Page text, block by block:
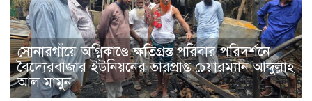
সোনারগাঁয়ে অগ্নিকাণ্ডে ক্ষতিগ্রস্ত পরিবার পরিদর্শনে
বৈদ্যেরবাজার ইউনিয়নের ভারপ্রাপ্ত চেয়ারম্যান আব্দুল্লাহ
আল মামুন